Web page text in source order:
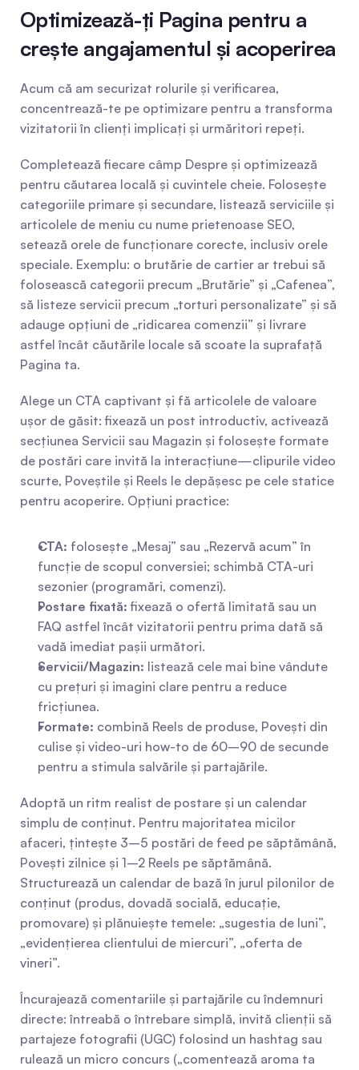
Optimizează-ți Pagina pentru a
crește angajamentul și acoperirea
Acum că am securizat rolurile și verificarea,
concentrează-te pe optimizare pentru a transforma
vizitatorii în clienți implicați și urmăritori repeți.
Completează fiecare câmp Despre și optimizează
pentru căutarea locală și cuvintele cheie. Folosește
categoriile primare și secundare, listează serviciile și
articolele de meniu cu nume prietenoase SEO,
setează orele de funcționare corecte, inclusiv orele
speciale. Exemplu: o brutărie de cartier ar trebui să
folosească categorii precum „Brutărie” și „Cafenea”,
să listeze servicii precum „torturi personalizate” și să
adauge opțiuni de „ridicarea comenzii” și livrare
astfel încât căutările locale să scoate la suprafață
Pagina ta.
Alege un CTA captivant și fă articolele de valoare
ușor de găsit: fixează un post introductiv, activează
secțiunea Servicii sau Magazin și folosește formate
de postări care invită la interacțiune—clipurile video
scurte, Poveștile și Reels le depășesc pe cele statice
pentru acoperire. Opțiuni practice:
CTA: folosește „Mesaj” sau „Rezervă acum” în
funcție de scopul conversiei; schimbă CTA-uri
sezonier (programări, comenzi).
Postare fixată: fixează o ofertă limitată sau un
FAQ astfel încât vizitatorii pentru prima dată să
vadă imediat pașii următori.
Servicii/Magazin: listează cele mai bine vândute
cu prețuri și imagini clare pentru a reduce
fricțiunea.
Formate: combină Reels de produse, Povești din
culise și video-uri how-to de 60–90 de secunde
pentru a stimula salvările și partajările.
Adoptă un ritm realist de postare și un calendar
simplu de conținut. Pentru majoritatea micilor
afaceri, țintește 3–5 postări de feed pe săptămână,
Povești zilnice și 1–2 Reels pe săptămână.
Structurează un calendar de bază în jurul pilonilor de
conținut (produs, dovadă socială, educație,
promovare) și plănuiește temele: „sugestia de luni”,
„evidențierea clientului de miercuri”, „oferta de
vineri”.
Încurajează comentariile și partajările cu îndemnuri
directe: întreabă o întrebare simplă, invită clienții să
partajeze fotografii (UGC) folosind un hashtag sau
rulează un micro concurs („comentează aroma ta